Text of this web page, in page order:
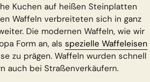
Kuchen auf heißen Steinplatten
Waffeln verbreiteten sich in ganz
Die modernen Waffeln, wie wir
Form an, als spezielle Waffeleisen
zu prägen. Waffeln wurden schnell
auch bei Straßenverkäufern.